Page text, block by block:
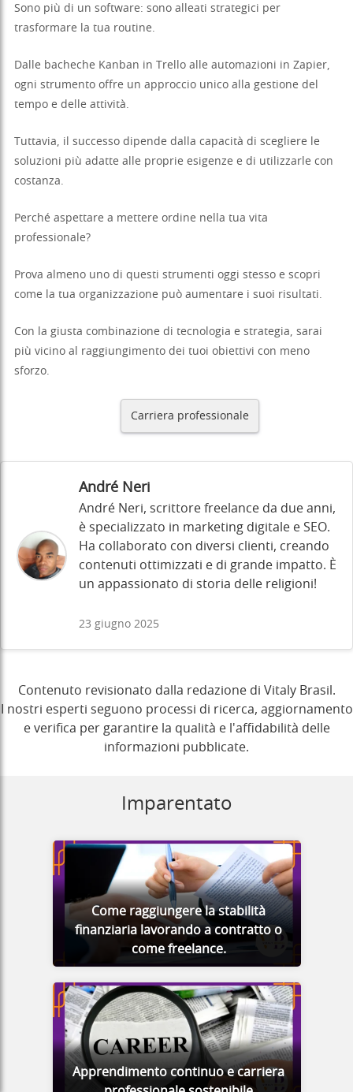
Sono più di un software: sono alleati strategici per
trasformare la tua routine.
Dalle bacheche Kanban in Trello alle automazioni in Zapier,
ogni strumento offre un approccio unico alla gestione del
tempo e delle attività.
Tuttavia, il successo dipende dalla capacità di scegliere le
soluzioni più adatte alle proprie esigenze e di utilizzarle con
costanza.
Perché aspettare a mettere ordine nella tua vita
professionale?
Prova almeno uno di questi strumenti oggi stesso e scopri
come la tua organizzazione può aumentare i suoi risultati.
Con la giusta combinazione di tecnologia e strategia, sarai
più vicino al raggiungimento dei tuoi obiettivi con meno
sforzo.
Carriera professionale
André Neri
André Neri, scrittore freelance da due anni,
è specializzato in marketing digitale e SEO.
Ha collaborato con diversi clienti, creando
contenuti ottimizzati e di grande impatto. È
un appassionato di storia delle religioni!
23 giugno 2025
Contenuto revisionato dalla redazione di Vitaly Brasil.
I nostri esperti seguono processi di ricerca, aggiornamento
e verifica per garantire la qualità e l'affidabilità delle
informazioni pubblicate.
Imparentato
Come raggiungere la stabilità
finanziaria lavorando a contratto o
come freelance.
Apprendimento continuo e carriera